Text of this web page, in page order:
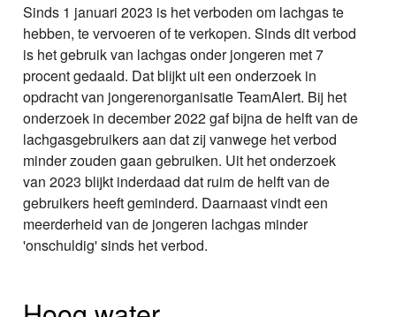
Sinds 1 januari 2023 is het verboden om lachgas te
hebben, te vervoeren of te verkopen. Sinds dit verbod
is het gebruik van lachgas onder jongeren met 7
procent gedaald. Dat blijkt uit een onderzoek in
opdracht van jongerenorganisatie TeamAlert. Bij het
onderzoek in december 2022 gaf bijna de helft van de
lachgasgebruikers aan dat zij vanwege het verbod
minder zouden gaan gebruiken. Uit het onderzoek
van 2023 blijkt inderdaad dat ruim de helft van de
gebruikers heeft geminderd. Daarnaast vindt een
meerderheid van de jongeren lachgas minder
'onschuldig' sinds het verbod.